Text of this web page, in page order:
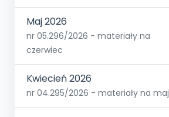
Maj 2026
nr 05.296/2026 - materiały na
czerwiec
Kwiecień 2026
nr 04.295/2026 - materiały na maj